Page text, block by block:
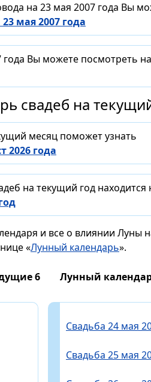
на 23 мая 2007 года Вы
мая 2007 года
Вы можете посмотреть
свадеб на
месяц поможет узнать
2026 года
на текущий год находится
и все о влиянии Луны
«Лунный календарь».
6 Лунный
Свадьба 24 мая
Свадьба 25 мая